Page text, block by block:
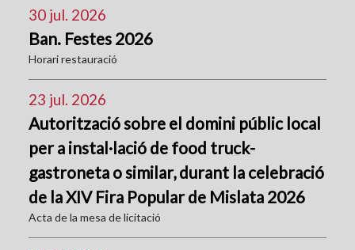
30 jul. 2026
Ban. Festes 2026
Horari restauració
23 jul. 2026
Autorització sobre el domini públic local
per a instal·lació de food truck-
gastroneta o similar, durant la celebració
de la XIV Fira Popular de Mislata 2026
Acta de la mesa de licitació